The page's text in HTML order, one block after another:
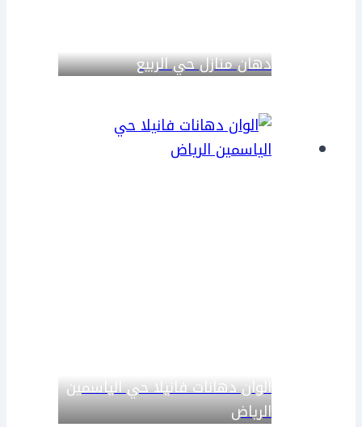
دهان منازل حي الربيع
الوان دهانات فانيلا حي الياسمين
الرياض